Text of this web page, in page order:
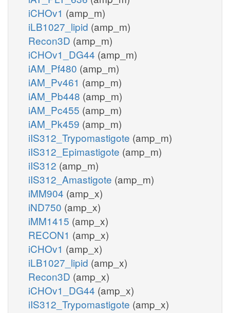
iCHOv1 (amp_m)
iLB1027_lipid (amp_m)
Recon3D (amp_m)
iCHOv1_DG44 (amp_m)
iAM_Pf480 (amp_m)
iAM_Pv461 (amp_m)
iAM_Pb448 (amp_m)
iAM_Pc455 (amp_m)
iAM_Pk459 (amp_m)
iIS312_Trypomastigote (amp_m)
iIS312_Epimastigote (amp_m)
iIS312 (amp_m)
iIS312_Amastigote (amp_m)
iMM904 (amp_x)
iND750 (amp_x)
iMM1415 (amp_x)
RECON1 (amp_x)
iCHOv1 (amp_x)
iLB1027_lipid (amp_x)
Recon3D (amp_x)
iCHOv1_DG44 (amp_x)
iIS312_Trypomastigote (amp_x)